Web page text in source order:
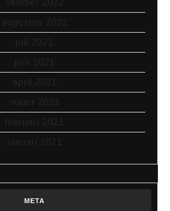
oktober 2022
augustus 2022
juli 2021
juni 2021
april 2021
maart 2021
februari 2021
januari 2021
META